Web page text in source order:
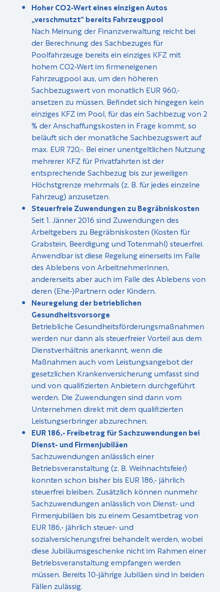
Hoher CO2-Wert eines einzigen Autos
„verschmutzt“ bereits Fahrzeugpool
Nach Meinung der Finanzverwaltung reicht bei
der Berechnung des Sachbezuges für
Poolfahrzeuge bereits ein einziges KFZ mit
hohem CO2-Wert im firmeneigenen
Fahrzeugpool aus, um den höheren
Sachbezugswert von monatlich EUR 960,-
ansetzen zu müssen. Befindet sich hingegen kein
einziges KFZ im Pool, für das ein Sachbezug von 2
% der Anschaffungskosten in Frage kommt, so
beläuft sich der monatliche Sachbezugswert auf
max. EUR 720,-. Bei einer unentgeltlichen Nutzung
mehrerer KFZ für Privatfahrten ist der
entsprechende Sachbezug bis zur jeweiligen
Höchstgrenze mehrmals (z. B. für jedes einzelne
Fahrzeug) anzusetzen.
Steuerfreie Zuwendungen zu Begräbniskosten
Seit 1. Jänner 2016 sind Zuwendungen des
Arbeitgebers zu Begräbniskosten (Kosten für
Grabstein, Beerdigung und Totenmahl) steuerfrei.
Anwendbar ist diese Regelung einerseits im Falle
des Ablebens von ArbeitnehmerInnen,
andererseits aber auch im Falle des Ablebens von
deren (Ehe-)Partnern oder Kindern.
Neuregelung der betrieblichen
Gesundheitsvorsorge
Betriebliche Gesundheitsförderungsmaßnahmen
werden nur dann als steuerfreier Vorteil aus dem
Dienstverhältnis anerkannt, wenn die
Maßnahmen auch vom Leistungsangebot der
gesetzlichen Krankenversicherung umfasst sind
und von qualifizierten Anbietern durchgeführt
werden. Die Zuwendungen sind dann vom
Unternehmen direkt mit dem qualifizierten
Leistungserbringer abzurechnen.
EUR 186,- Freibetrag für Sachzuwendungen bei
Dienst- und Firmenjubiläen
Sachzuwendungen anlässlich einer
Betriebsveranstaltung (z. B. Weihnachtsfeier)
konnten schon bisher bis EUR 186,- jährlich
steuerfrei bleiben. Zusätzlich können nunmehr
Sachzuwendungen anlässlich von Dienst- und
Firmenjubiläen bis zu einem Gesamtbetrag von
EUR 186,- jährlich steuer- und
sozialversicherungsfrei behandelt werden, wobei
diese Jubiläumsgeschenke nicht im Rahmen einer
Betriebsveranstaltung empfangen werden
müssen. Bereits 10-jährige Jubiläen sind in beiden
Fällen zulässig.